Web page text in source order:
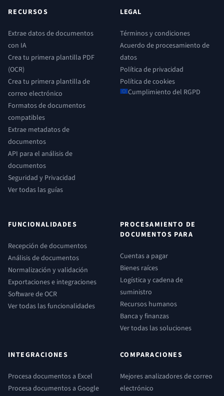
RECURSOS
Extrae datos de documentos
con IA
Crea tu primera plantilla PDF
(OCR)
Crea tu primera plantilla de
correo electrónico
Formatos de documentos
compatibles
Extrae metadatos de
documentos
API para el análisis de
documentos
Seguridad y Privacidad
Ver todas las guías
LEGAL
Términos y condiciones
Acuerdo de procesamiento de
datos
Política de privacidad
Política de cookies
Cumplimiento del RGPD
FUNCIONALIDADES
Recepción de documentos
Análisis de documentos
Normalización y validación
Exportaciones e integraciones
Software de OCR
Ver todas las funcionalidades
PROCESAMIENTO DE
DOCUMENTOS PARA
Cuentas a pagar
Bienes raíces
Logística y cadena de
suministro
Recursos humanos
Banca y finanzas
Ver todas las soluciones
INTEGRACIONES
Procesa documentos a Excel
Procesa documentos a Google
COMPARACIONES
Mejores analizadores de correo
electrónico